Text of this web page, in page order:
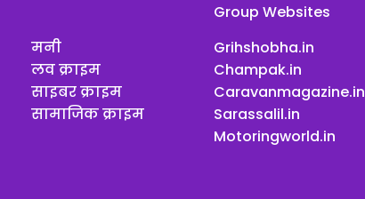
मनी
लव क्राइम
साइबर क्राइम
सामाजिक क्राइम
Group Websites
Grihshobha.in
Champak.in
Caravanmagazine.in
Sarassalil.in
Motoringworld.in